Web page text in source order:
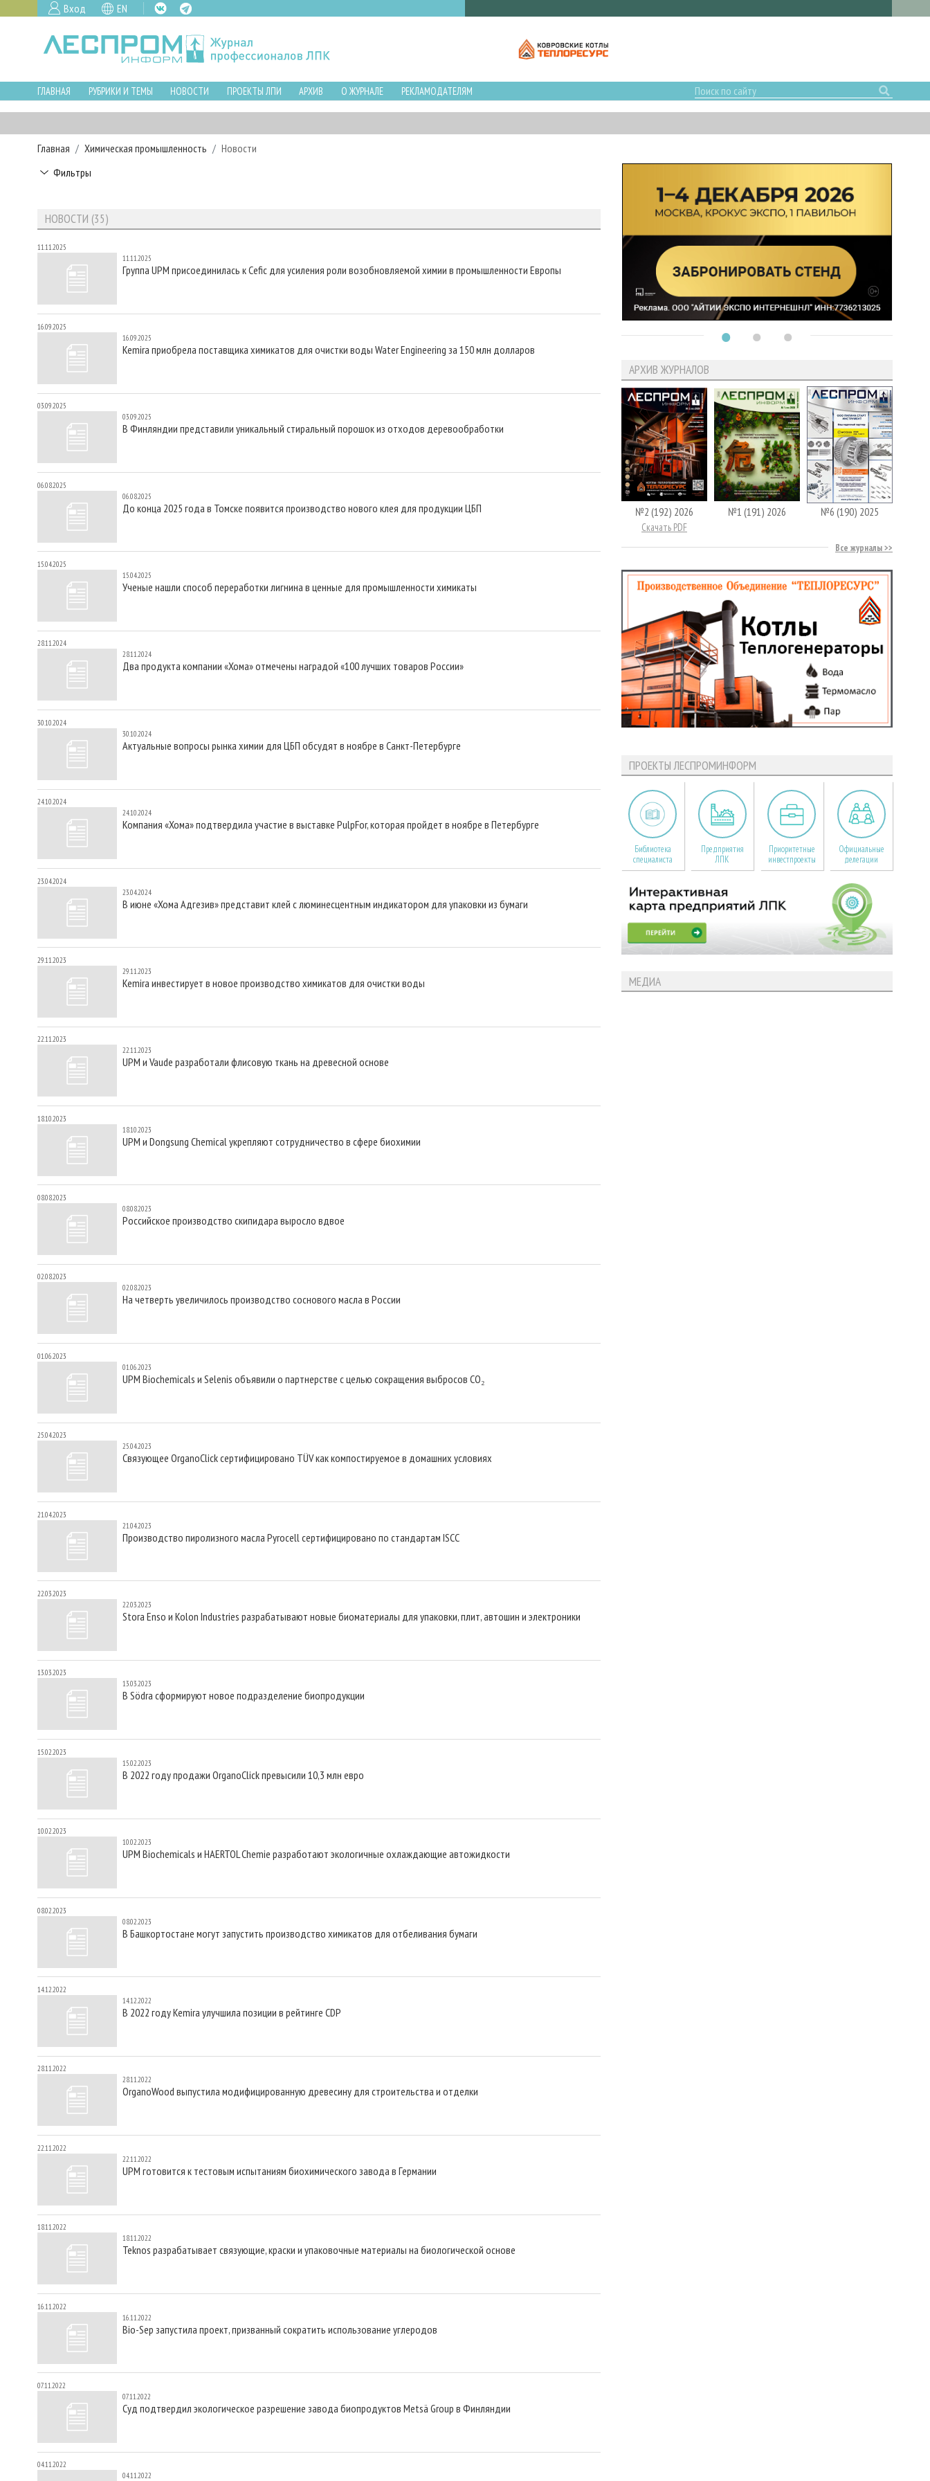
Вход EN
ГЛАВНАЯ РУБРИКИ И ТЕМЫ НОВОСТИ ПРОЕКТЫ ЛПИ АРХИВ О ЖУРНАЛЕ РЕКЛАМОДАТЕЛЯМ
Главная Химическая промышленность
Новости
Фильтры
НОВОСТИ (35)
11.11.2025
11.11.2025
Группа UPM присоединилась к Cefic для усиления роли возобновляемой химии в промышленности Европы
16.09.2025
16.09.2025
Kemira приобрела поставщика химикатов для очистки воды Water Engineering за 150 млн долларов
03.09.2025
03.09.2025
В Финляндии представили уникальный стиральный порошок из отходов деревообработки
06.08.2025
06.08.2025
До конца 2025 года в Томске появится производство нового клея для продукции ЦБП
15.04.2025
15.04.2025
Ученые нашли способ переработки лигнина в ценные для промышленности химикаты
28.11.2024
28.11.2024
Два продукта компании «Хома» отмечены наградой «100 лучших товаров России»
30.10.2024
30.10.2024
Актуальные вопросы рынка химии для ЦБП обсудят в ноябре в Санкт-Петербурге
24.10.2024
24.10.2024
Компания «Хома» подтвердила участие в выставке PulpFor, которая пройдет в ноябре в Петербурге
23.04.2024
23.04.2024
В июне «Хома Адгезив» представит клей с люминесцентным индикатором для упаковки из бумаги
29.11.2023
29.11.2023
Kemira инвестирует в новое производство химикатов для очистки воды
22.11.2023
22.11.2023
UPM и Vaude разработали флисовую ткань на древесной основе
18.10.2023
18.10.2023
UPM и Dongsung Chemical укрепляют сотрудничество в сфере биохимии
08.08.2023
08.08.2023
Российское производство скипидара выросло вдвое
02.08.2023
02.08.2023
На четверть увеличилось производство соснового масла в России
01.06.2023
01.06.2023
UPM Biochemicals и Selenis объявили о партнерстве с целью сокращения выбросов CO₂
25.04.2023
25.04.2023
Связующее OrganoClick сертифицировано TÜV как компостируемое в домашних условиях
21.04.2023
21.04.2023
Производство пиролизного масла Pyrocell сертифицировано по стандартам ISCC
22.03.2023
22.03.2023
Stora Enso и Kolon Industries разрабатывают новые биоматериалы для упаковки, плит, автошин и электроники
13.03.2023
13.03.2023
В Södra сформируют новое подразделение биопродукции
15.02.2023
15.02.2023
В 2022 году продажи OrganoClick превысили 10,3 млн евро
10.02.2023
10.02.2023
UPM Biochemicals и HAERTOL Chemie разработают экологичные охлаждающие автожидкости
08.02.2023
08.02.2023
В Башкортостане могут запустить производство химикатов для отбеливания бумаги
14.12.2022
14.12.2022
В 2022 году Kemira улучшила позиции в рейтинге CDP
28.11.2022
28.11.2022
OrganoWood выпустила модифицированную древесину для строительства и отделки
22.11.2022
22.11.2022
UPM готовится к тестовым испытаниям биохимического завода в Германии
18.11.2022
18.11.2022
Teknos разрабатывает связующие, краски и упаковочные материалы на биологической основе
16.11.2022
16.11.2022
Bio-Sep запустила проект, призванный сократить использование углеродов
07.11.2022
07.11.2022
Суд подтвердил экологическое разрешение завода биопродуктов Metsä Group в Финляндии
04.11.2022
04.11.2022
АРХИВ ЖУРНАЛОВ
№2 (192) 2026
Скачать PDF
№1 (191) 2026 №6 (190) 2025
Все журналы
ПРОЕКТЫ ЛЕСПРОМИНФОРМ
Библиотека
специалиста
Предприятия
ЛПК
Приоритетные
инвестпроекты
Официальные
делегации
МЕДИА